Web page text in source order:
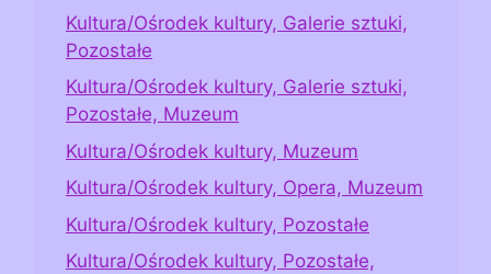
Kultura/Ośrodek kultury, Galerie sztuki,
Pozostałe
Kultura/Ośrodek kultury, Galerie sztuki,
Pozostałe, Muzeum
Kultura/Ośrodek kultury, Muzeum
Kultura/Ośrodek kultury, Opera, Muzeum
Kultura/Ośrodek kultury, Pozostałe
Kultura/Ośrodek kultury, Pozostałe,